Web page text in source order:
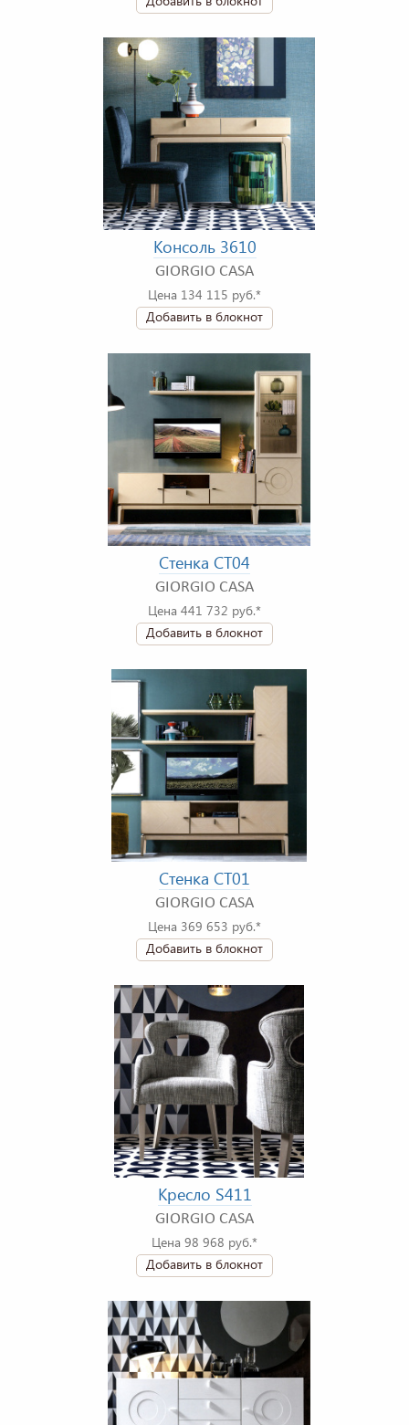
Консоль 3610
GIORGIO CASA
Цена 134 115 руб.*
Добавить в блокнот
Стенка CT04
GIORGIO CASA
Цена 441 732 руб.*
Добавить в блокнот
Стенка CT01
GIORGIO CASA
Цена 369 653 руб.*
Добавить в блокнот
Кресло S411
GIORGIO CASA
Цена 98 968 руб.*
Добавить в блокнот